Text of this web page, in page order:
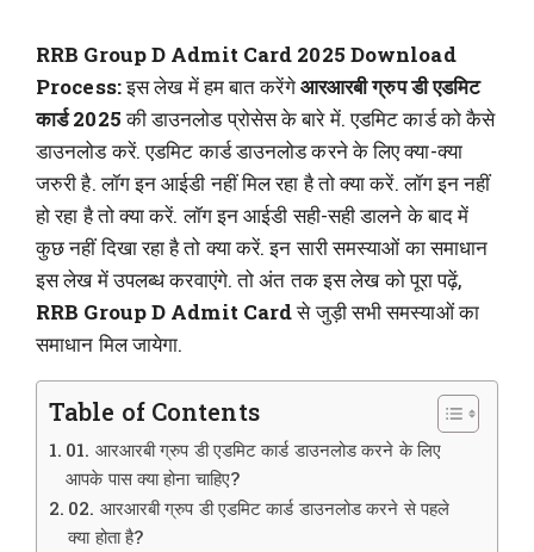
RRB Group D Admit Card 2025 Download
Process:इस लेख में हम बात करेंगेआरआरबी ग्रुप डी एडमिट
कार्ड 2025की डाउनलोड प्रोसेस के बारे में. एडमिट कार्ड को कैसे
डाउनलोड करें. एडमिट कार्ड डाउनलोड करने के लिए क्या-क्या
जरुरी है. लॉग इन आईडी नहीं मिल रहा है तो क्या करें. लॉग इन नहीं
हो रहा है तो क्या करें. लॉग इन आईडी सही-सही डालने के बाद में
कुछ नहीं दिखा रहा है तो क्या करें. इन सारी समस्याओं का समाधान
इस लेख में उपलब्ध करवाएंगे. तो अंत तक इस लेख को पूरा पढ़ें,
RRB Group D Admit Cardसे जुड़ी सभी समस्याओं का
समाधान मिल जायेगा.
Table of Contents
01. आरआरबी ग्रुप डी एडमिट कार्ड डाउनलोड करने के लिए
आपके पास क्या होना चाहिए?
02. आरआरबी ग्रुप डी एडमिट कार्ड डाउनलोड करने से पहले
क्या होता है?